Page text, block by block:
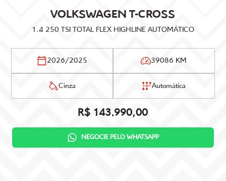
VOLKSWAGEN T-CROSS
1.4 250 TSI TOTAL FLEX HIGHLINE AUTOMÁTICO
2026/2025 39086 KM
Cinza Automática
R$ 143.990,00
NEGOCIE PELO WHATSAPP